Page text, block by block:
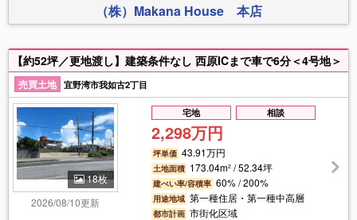
（株）Makana House 本店
【約52坪／更地渡し】建築条件なし 西原ICまで車で6分＜4号地＞
売買土地 宜野湾市我如古2丁目
18枚
2026/08/10更新
宅地 相談
2,298万円
坪単価 43.91万円
土地面積 173.04m² / 52.34坪
建ぺい率/容積率 60% / 200%
用途地域 第一種住居・第一種中高層
都市計画 市街化区域